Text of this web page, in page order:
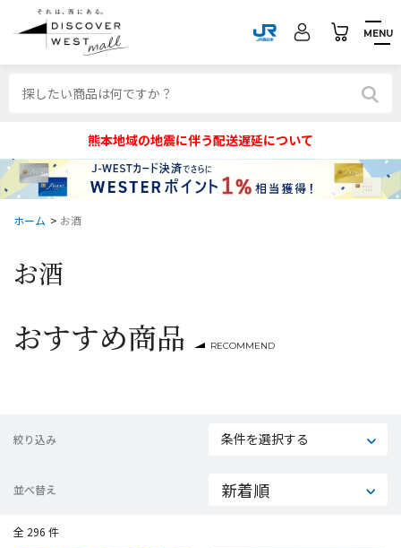
MENU
熊本地域の地震に伴う配送遅延について
ホーム > お酒
お酒
おすすめ商品 RECOMMEND
絞り込み 条件を選択する
並べ替え
全 296 件